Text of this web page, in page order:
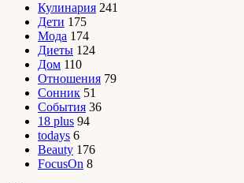
Кулинария 241
Дети 175
Мода 174
Диеты 124
Дом 110
Отношения 79
Сонник 51
События 36
18 plus 94
todays 6
Beauty 176
FocusOn 8